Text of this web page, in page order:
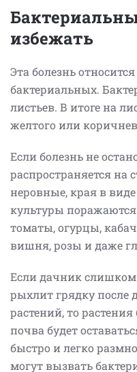
избежать
Эта болезнь
бактериальных.
листьев. В итоге на
желтого или
Если болезнь не
распространяется на
неровные, края в
культуры
томаты, огурцы,
вишня, розы и даже
Если дачник
рыхлит грядку после
растений, то
почва будет
быстро и легко
могут вызвать